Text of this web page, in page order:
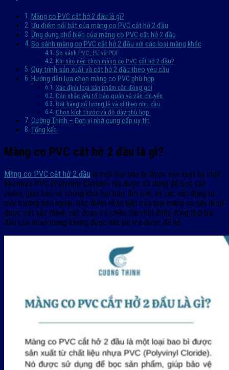
Màng co PVC cắt hở 2 đầu là gì?
Ưu điểm nổi bật của màng co PVC cắt hở 2 đầu
Ứng dụng phổ biến của màng co PVC cắt hở 2 đầu
So sánh màng co PVC cắt hở 2 đầu với các loại màng khác
So sánh PVC, PE và POF
Khi nào nên chọn màng co PVC cắt hở 2 đầu?
Quy trình sản xuất và cắt hở 2 đầu theo yêu cầu
Hướng dẫn lựa chọn màng co PVC phù hợp
Xác định loại sản phẩm cần đóng gói
Cân nhắc yếu tố bảo quản và vận chuyển
Đặt hàng số lượng lẻ và sỉ theo nhu cầu
Chọn kích thước và độ dày phù hợp
Cường Thịnh – Đơn vị nhà cung cấp uy tín
Tổng kết
Màng co PVC cắt hở 2 đầu là gì?
Màng co PVC cắt hở 2 đầu là một loại bao bì được sản xuất từ chất
liệu nhựa PVC (Polyvinyl Cloride). Nó được sử dụng để bọc sản
phẩm, giúp bảo vệ chúng khỏi bụi bẩn, ẩm ướt, và các tác động từ
môi trường bên ngoài. Đặc điểm nhận biết của loại màng co này là nó
được cắt sẵn thành các đoạn có chiều dài nhất định, đồng thời hai
đầu của đoạn màng không được hàn kín mà được để hở.